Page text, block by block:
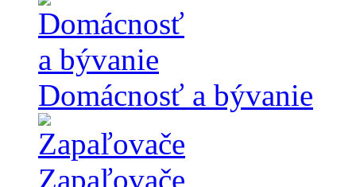
Domácnosť a bývanie
Zapaľovače